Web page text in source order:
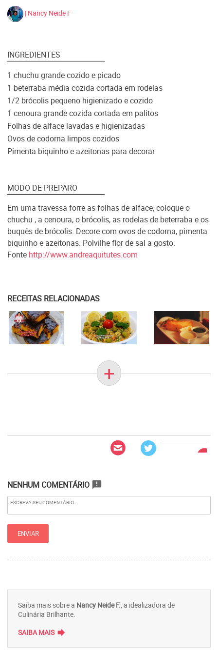
| Nancy Neide F
INGREDIENTES
1 chuchu grande cozido e picado
1 beterraba média cozida cortada em rodelas
1/2 brócolis pequeno higienizado e cozido
1 cenoura grande cozida cortada em palitos
Folhas de alface lavadas e higienizadas
Ovos de codorna limpos cozidos
Pimenta biquinho e azeitonas para decorar
MODO DE PREPARO
Em uma travessa forre as folhas de alface, coloque o
chuchu , a cenoura, o brócolis, as rodelas de beterraba e os
buquês de brócolis. Decore com ovos de codorna, pimenta
biquinho e azeitonas. Polvilhe flor de sal a gosto.
Fonte http://www.andreaquitutes.com
RECEITAS RELACIONADAS
+
NENHUM COMENTÁRIO announcement
Saiba mais sobre a Nancy Neide F., a idealizadora de
Culinária Brilhante.
SAIBA MAIS forward